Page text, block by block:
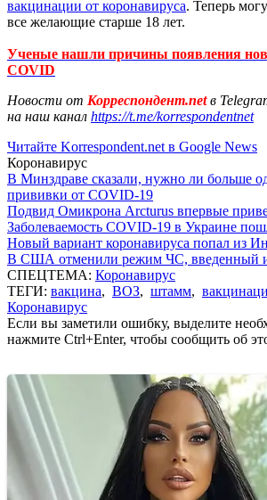
вакцинации от коронавируса. Теперь
все желающие старше 18 лет.
Ученые нашли причины появления
COVID
Новости от Корреспондент.netв
на наш канал https://t.me/korrespondentnet
Читайте Korrespondent.net в Google News
Коронавирус
В Минздраве сказали, нужно ли больше
прививки от COVID-19
Подвид Омикрона Arcturus впервые
Заболеваемость COVID-19 в Украине
Новый вариант коронавируса попал из
В США отменили режим ЧС, введенный
СПЕЦТЕМА: Коронавирус
ТЕГИ: вакцина, ВОЗ, штамм,
Коронавирус
Если вы заметили ошибку, выделите
нажмите Ctrl+Enter, чтобы сообщить об